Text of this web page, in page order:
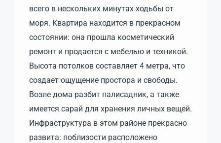
всего в нескольких минутах ходьбы от
моря. Квартира находится в прекрасном
состоянии: она прошла косметический
ремонт и продается с мебелью и техникой.
Высота потолков составляет 4 метра, что
создает ощущение простора и свободы.
Возле дома разбит палисадник, а также
имеется сарай для хранения личных вещей.
Инфраструктура в этом районе прекрасно
развита: поблизости расположено